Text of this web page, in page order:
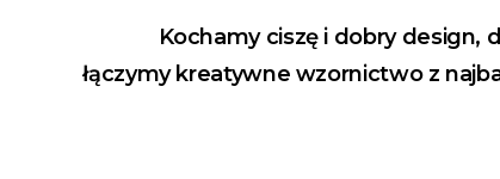
Kochamy ciszę i dobry design,
łączymy kreatywne wzornictwo z